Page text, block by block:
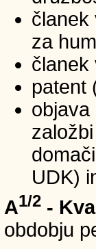
članek
za
članek
patent
objava
UDK)
A1/2 -
obdobju